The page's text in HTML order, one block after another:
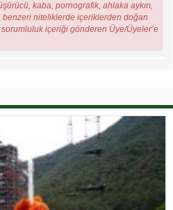
kaba, pornografik, ahlaka aykırı,
benzeri niteliklerde içeriklerden doğan
içeriği gönderen Üye/Üyeler’e